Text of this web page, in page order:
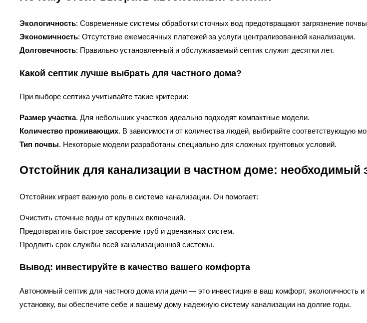
Экологичность: Современные системы обработки сточных вод предотвращают загрязнение
Экономичность: Отсутствие ежемесячных платежей за услуги централизованной канализации.
Долговечность: Правильно установленный и обслуживаемый септик служит десятки лет.
Какой септик лучше выбрать для частного дома?
При выборе септика учитывайте такие критерии:
Размер участка. Для небольших участков идеально подходят компактные модели.
Количество проживающих. В зависимости от количества людей, выбирайте соответствующую
Тип почвы. Некоторые модели разработаны специально для сложных грунтовых условий.
Отстойник для канализации в частном доме: необходимый
Отстойник играет важную роль в системе канализации. Он помогает:
Очистить сточные воды от крупных включений.
Предотвратить быстрое засорение труб и дренажных систем.
Продлить срок службы всей канализационной системы.
Вывод: инвестируйте в качество вашего комфорта
Автономный септик для частного дома или дачи — это инвестиция в ваш комфорт,
установку, вы обеспечите себе и вашему дому надежную систему канализации на долгие годы.